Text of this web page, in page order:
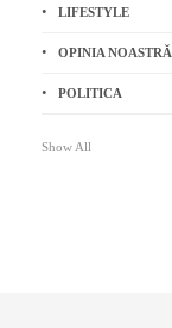
LIFESTYLE
OPINIA NOASTRĂ
POLITICA
Show All